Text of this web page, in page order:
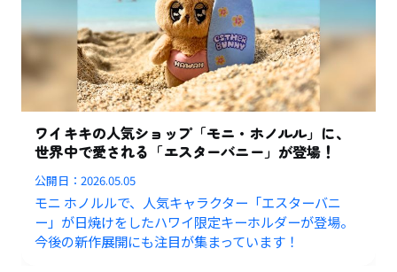
ワイキキの人気ショップ「モニ・ホノルル」に、
世界中で愛される「エスターバニー」が登場！
公開日：2026.05.05
モニ ホノルルで、人気キャラクター「エスターバニ
ー」が日焼けをしたハワイ限定キーホルダーが登場。
今後の新作展開にも注目が集まっています！